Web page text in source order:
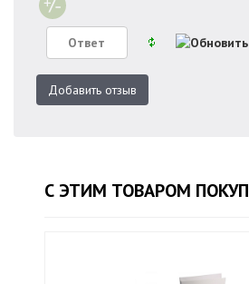
Добавить отзыв
С ЭТИМ ТОВАРОМ